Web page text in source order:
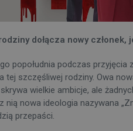
dołącza nowy
popołudnia podczas
tej szczęśliwej rodziny. Owa
wielkie ambicje, ale
nią nowa ideologia nazywana
przepaści.